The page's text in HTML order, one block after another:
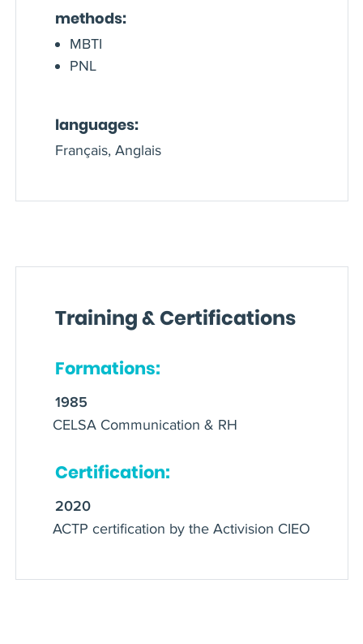
methods:
MBTI
PNL
languages:
Français, Anglais
Training & Certifications
Formations:
1985
CELSA Communication & RH
Certification:
2020
ACTP certification by the Activision CIEO